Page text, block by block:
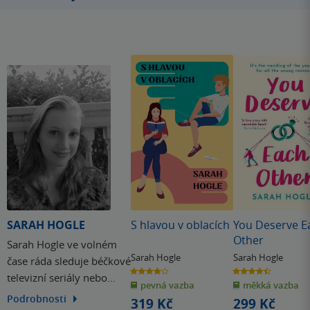
SARAH HOGLE
Sarah Hogle ve volném
čase ráda sleduje béčkové
televizní seriály nebo
plánuje kanadské žertíky.
Podrobnosti
S hlavou v oblacích
Sarah Hogle
3.9
z
5
hvězdiček
pevná vazba
319 Kč
You Deserve
Other
Sarah Hogle
4.5
z
5
hvězdiček
měkká vazba
299 Kč